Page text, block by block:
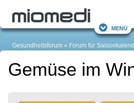
Menü
Gesundheitsforum Forum für
Gemüse im